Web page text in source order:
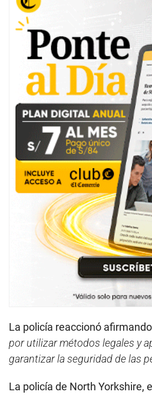
La policía reaccionó afirmando
por utilizar métodos legales y
garantizar la seguridad de las
La policía de North Yorkshire,